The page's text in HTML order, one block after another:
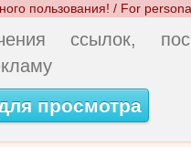
пользования! / For
ссылок,
просмотра